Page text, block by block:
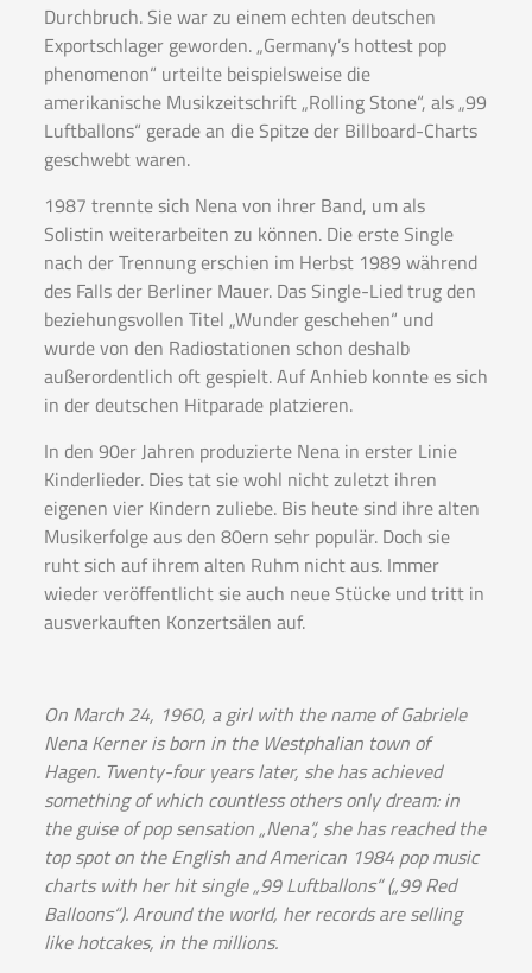
Durchbruch. Sie war zu einem echten deutschen
Exportschlager geworden. „Germany’s hottest pop
phenomenon“ urteilte beispielsweise die
amerikanische Musikzeitschrift „Rolling Stone“, als „99
Luftballons“ gerade an die Spitze der Billboard-Charts
geschwebt waren.
1987 trennte sich Nena von ihrer Band, um als
Solistin weiterarbeiten zu können. Die erste Single
nach der Trennung erschien im Herbst 1989 während
des Falls der Berliner Mauer. Das Single-Lied trug den
beziehungsvollen Titel „Wunder geschehen“ und
wurde von den Radiostationen schon deshalb
außerordentlich oft gespielt. Auf Anhieb konnte es sich
in der deutschen Hitparade platzieren.
In den 90er Jahren produzierte Nena in erster Linie
Kinderlieder. Dies tat sie wohl nicht zuletzt ihren
eigenen vier Kindern zuliebe. Bis heute sind ihre alten
Musikerfolge aus den 80ern sehr populär. Doch sie
ruht sich auf ihrem alten Ruhm nicht aus. Immer
wieder veröffentlicht sie auch neue Stücke und tritt in
ausverkauften Konzertsälen auf.
On March 24, 1960, a girl with the name of Gabriele
Nena Kerner is born in the Westphalian town of
Hagen. Twenty-four years later, she has achieved
something of which countless others only dream: in
the guise of pop sensation „Nena“, she has reached the
top spot on the English and American 1984 pop music
charts with her hit single „99 Luftballons“ („99 Red
Balloons“). Around the world, her records are selling
like hotcakes, in the millions.